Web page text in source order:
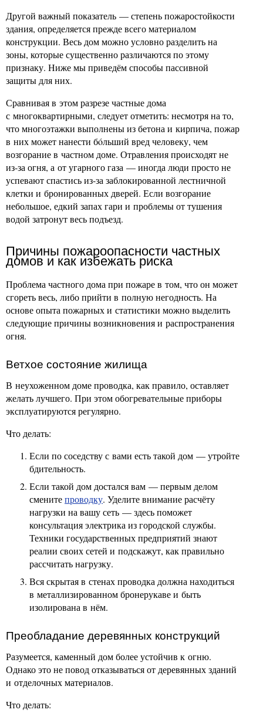
Другой важный показатель — степень пожаростойкости
здания, определяется прежде всего материалом
конструкции. Весь дом можно условно разделить на
зоны, которые существенно различаются по этому
признаку. Ниже мы приведём способы пассивной
защиты для них.
Сравнивая в этом разрезе частные дома
с многоквартирными, следует отметить: несмотря на то,
что многоэтажки выполнены из бетона и кирпича, пожар
в них может нанести бóльший вред человеку, чем
возгорание в частном доме. Отравления происходят не
из-за огня, а от угарного газа — иногда люди просто не
успевают спастись из-за заблокированной лестничной
клетки и бронированных дверей. Если возгорание
небольшое, едкий запах гари и проблемы от тушения
водой затронут весь подъезд.
Причины пожароопасности частных
домов и как избежать риска
Проблема частного дома при пожаре в том, что он может
сгореть весь, либо прийти в полную негодность. На
основе опыта пожарных и статистики можно выделить
следующие причины возникновения и распространения
огня.
Ветхое состояние жилища
В неухоженном доме проводка, как правило, оставляет
желать лучшего. При этом обогревательные приборы
эксплуатируются регулярно.
Что делать:
Если по соседству с вами есть такой дом — утройте
бдительность.
Если такой дом достался вам — первым делом
сменитепроводку. Уделите внимание расчёту
нагрузки на вашу сеть — здесь поможет
консультация электрика из городской службы.
Техники государственных предприятий знают
реалии своих сетей и подскажут, как правильно
рассчитать нагрузку.
Вся скрытая в стенах проводка должна находиться
в металлизированном бронерукаве и быть
изолирована в нём.
Преобладание деревянных конструкций
Разумеется, каменный дом более устойчив к огню.
Однако это не повод отказываться от деревянных зданий
и отделочных материалов.
Что делать: